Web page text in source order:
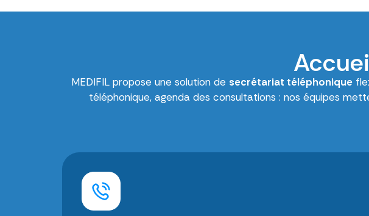
MEDIFIL propose une solution de secrétariat téléphonique
téléphonique, agenda des consultations : nos équipes